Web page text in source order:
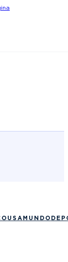
USA MUNDO